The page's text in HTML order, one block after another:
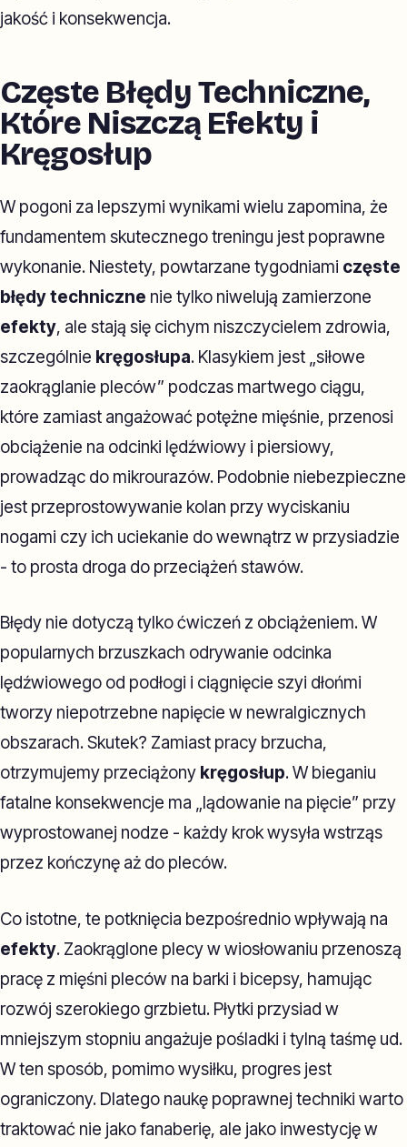
jakość i konsekwencja.
Częste Błędy Techniczne,
Które Niszczą Efekty i
Kręgosłup
W pogoni za lepszymi wynikami wielu zapomina, że
fundamentem skutecznego treningu jest poprawne
wykonanie. Niestety, powtarzane tygodniami częste
błędy techniczne nie tylko niwelują zamierzone
efekty, ale stają się cichym niszczycielem zdrowia,
szczególnie kręgosłupa. Klasykiem jest „siłowe
zaokrąglanie pleców” podczas martwego ciągu,
które zamiast angażować potężne mięśnie, przenosi
obciążenie na odcinki lędźwiowy i piersiowy,
prowadząc do mikrourazów. Podobnie niebezpieczne
jest przeprostowywanie kolan przy wyciskaniu
nogami czy ich uciekanie do wewnątrz w przysiadzie
- to prosta droga do przeciążeń stawów.
Błędy nie dotyczą tylko ćwiczeń z obciążeniem. W
popularnych brzuszkach odrywanie odcinka
lędźwiowego od podłogi i ciągnięcie szyi dłońmi
tworzy niepotrzebne napięcie w newralgicznych
obszarach. Skutek? Zamiast pracy brzucha,
otrzymujemy przeciążony kręgosłup. W bieganiu
fatalne konsekwencje ma „lądowanie na pięcie” przy
wyprostowanej nodze - każdy krok wysyła wstrząs
przez kończynę aż do pleców.
Co istotne, te potknięcia bezpośrednio wpływają na
efekty. Zaokrąglone plecy w wiosłowaniu przenoszą
pracę z mięśni pleców na barki i bicepsy, hamując
rozwój szerokiego grzbietu. Płytki przysiad w
mniejszym stopniu angażuje pośladki i tylną taśmę ud.
W ten sposób, pomimo wysiłku, progres jest
ograniczony. Dlatego naukę poprawnej techniki warto
traktować nie jako fanaberię, ale jako inwestycję w